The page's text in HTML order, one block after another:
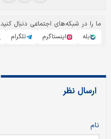
ما را در شبکه‌های اجتماعی دنبال کنید
بله
اینستاگرم تلگرام
ارسال نظر
نام